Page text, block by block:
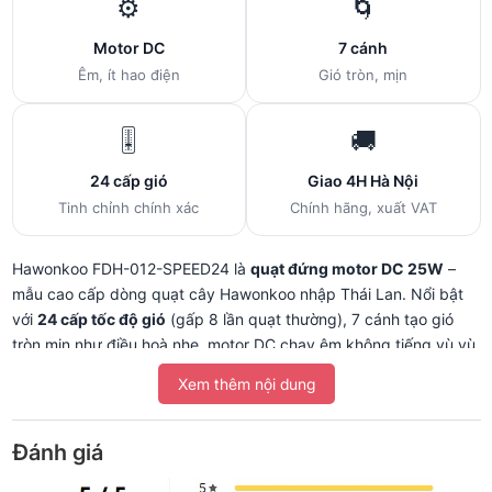
⚙️
Motor DC
Êm, ít hao điện
🌀
7 cánh
Gió tròn, mịn
🎚️
24 cấp gió
Tinh chỉnh chính xác
🚚
Giao 4H Hà Nội
Chính hãng, xuất VAT
Hawonkoo FDH-012-SPEED24 là quạt đứng motor DC 25W –
mẫu cao cấp dòng quạt cây Hawonkoo nhập Thái Lan. Nổi bật
với 24 cấp tốc độ gió (gấp 8 lần quạt thường), 7 cánh tạo gió
tròn mịn như điều hoà nhẹ, motor DC chạy êm không tiếng vù vù.
Phù hợp phòng ngủ, phòng làm việc – những không gian cần yên
⚙️ Motor DC khác motor AC truyền
Xem thêm nội dung
Đánh giá